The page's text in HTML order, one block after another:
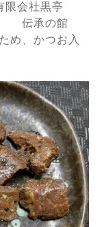
会社黒亭
伝承の館
め、かつお入